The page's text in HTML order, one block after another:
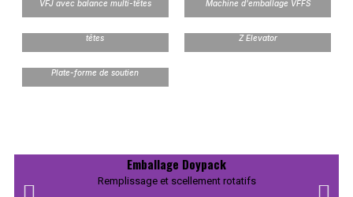
VFJ avec balance multi-têtes Machine d'emballage VFFS
têtes
Z Elevator
Plate-forme de soutien
Emballage Doypack
Remplissage et scellement rotatifs